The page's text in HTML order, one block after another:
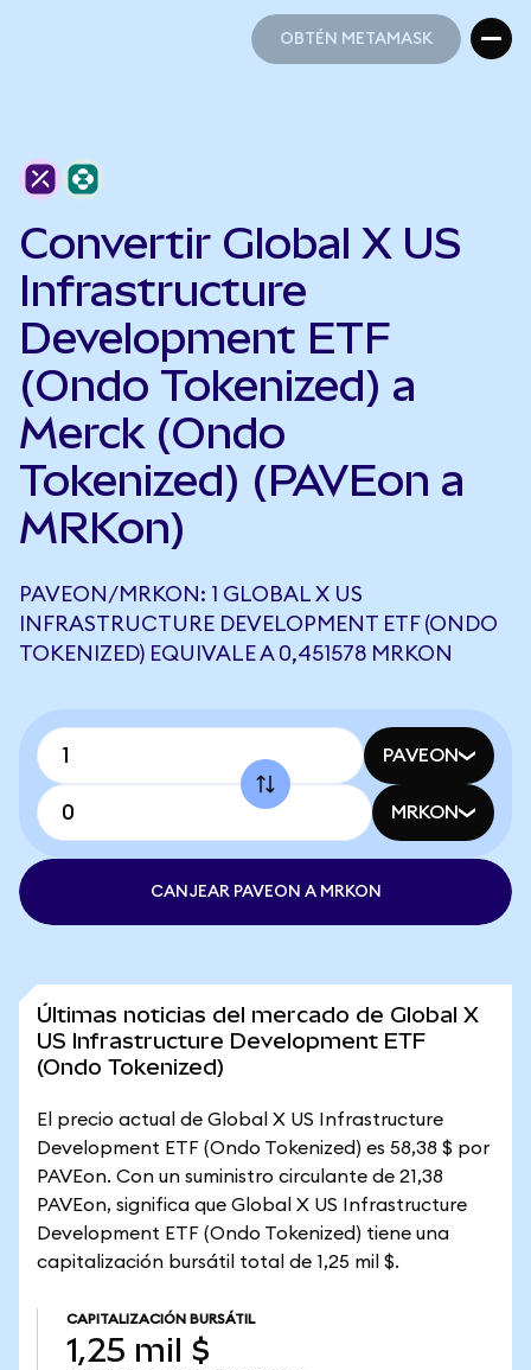
OBTÉN METAMASK
Convertir Global X US
Infrastructure
Development ETF
(Ondo Tokenized) a
Merck (Ondo
Tokenized) (PAVEon a
MRKon)
PAVEON/MRKON: 1 GLOBAL X US
INFRASTRUCTURE DEVELOPMENT ETF (ONDO
TOKENIZED) EQUIVALE A 0,451578 MRKON
PAVEON
MRKON
CANJEAR PAVEON A MRKON
Últimas noticias del mercado de Global X
US Infrastructure Development ETF
(Ondo Tokenized)
El precio actual de Global X US Infrastructure
Development ETF (Ondo Tokenized) es 58,38 $ por
PAVEon. Con un suministro circulante de 21,38
PAVEon, significa que Global X US Infrastructure
Development ETF (Ondo Tokenized) tiene una
capitalización bursátil total de 1,25 mil $.
CAPITALIZACIÓN BURSÁTIL
1,25 mil $